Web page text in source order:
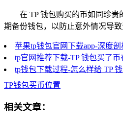
在 TP 钱包购买的币如同珍
期备份钱包，以防止意外情况导
苹果tp钱包官网下载app-深度
tp官网推荐下载-TP 钱包买了
tp钱包下载过程-怎么样给 TP
TP钱包买币位置
相关文章：